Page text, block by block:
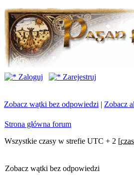
Zaloguj Zarejestruj
Zobacz wątki bez odpowiedzi | Zobacz
Strona główna forum
Wszystkie czasy w strefie UTC + 2 [
Zobacz wątki bez odpowiedzi